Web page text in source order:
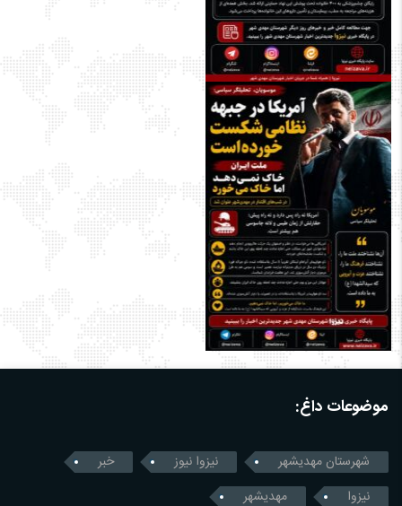
موضوعات داغ:
شهرستان مهدیشهر نیزوا نیوز
خبر
نیزوا
مهدیشهر